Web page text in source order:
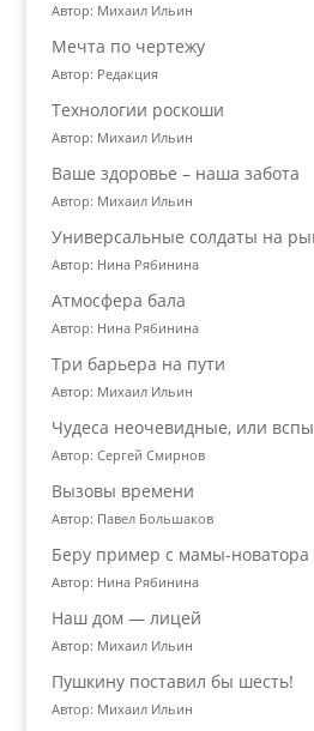
Автор: Михаил Ильин
Мечта по чертежу
Автор: Редакция
Технологии роскоши
Автор: Михаил Ильин
Ваше здоровье – наша забота
Автор: Михаил Ильин
Универсальные солдаты на
Автор: Нина Рябинина
Атмосфера бала
Автор: Нина Рябинина
Три барьера на пути
Автор: Михаил Ильин
Чудеса неочевидные, или
Автор: Сергей Смирнов
Вызовы времени
Автор: Павел Большаков
Беру пример с мамы-новатора
Автор: Нина Рябинина
Наш дом — лицей
Автор: Михаил Ильин
Пушкину поставил бы шесть!
Автор: Михаил Ильин